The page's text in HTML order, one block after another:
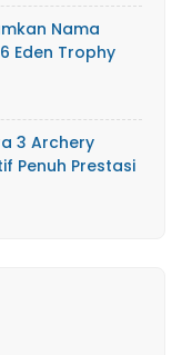
Nama
Eden Trophy
3 Archery
Penuh Prestasi